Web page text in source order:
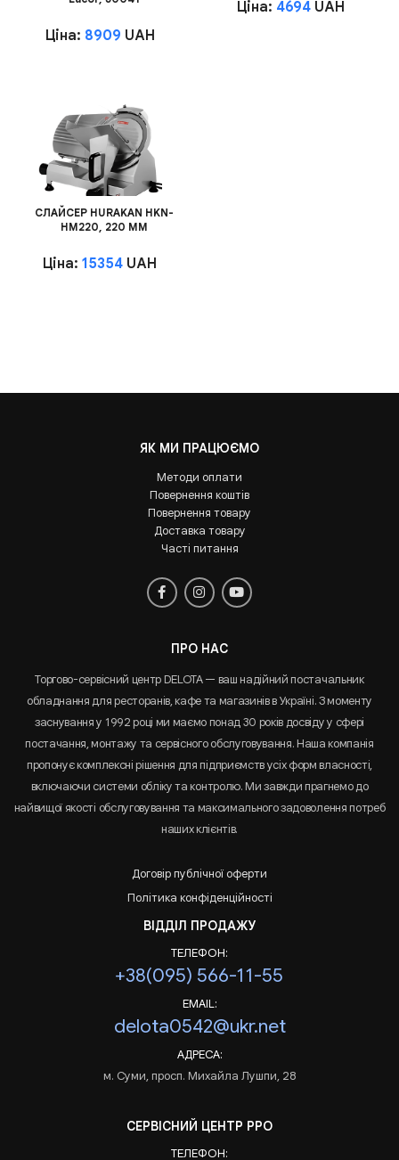
Ціна: 8909 UAH
Ціна: 4694UAH
СЛАЙСЕР HURAKAN HKN-
HM220, 220 ММ
Ціна: 15354 UAH
ЯК МИ ПРАЦЮЄМО
Методи оплати
Повернення коштів
Повернення товару
Доставка товару
Часті питання
ПРО НАС
Торгово-сервісний центр DELOTA — ваш надійний постачальник
обладнання для ресторанів, кафе та магазинів в Україні. З моменту
заснування у 1992 році ми маємо понад 30 років досвіду у сфері
постачання, монтажу та сервісного обслуговування. Наша компанія
пропонує комплексні рішення для підприємств усіх форм власності,
включаючи системи обліку та контролю. Ми завжди прагнемо до
найвищої якості обслуговування та максимального задоволення потреб
наших клієнтів.
Договір публічної оферти
Політика конфіденційності
ВІДДІЛ ПРОДАЖУ
ТЕЛЕФОН:
+38(095) 566-11-55
EMAIL:
delota0542@ukr.net
АДРЕСА:
м. Суми, просп. Михайла Лушпи, 28
СЕРВІСНИЙ ЦЕНТР РРО
ТЕЛЕФОН: